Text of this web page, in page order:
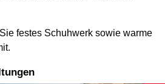
festes Schuhwerk sowie warme